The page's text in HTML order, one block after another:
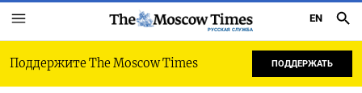
РУССКАЯ СЛУЖБА
EN
Поддержите The Moscow Times ПОДДЕРЖАТЬ